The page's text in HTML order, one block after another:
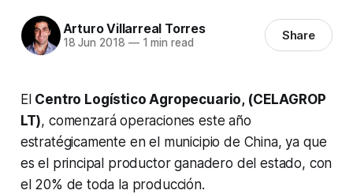
Arturo Villarreal Torres
18 Jun 2018 —1 min read Share
El Centro Logístico Agropecuario, (CELAGROP
LT), comenzará operaciones este año
estratégicamente en el municipio de China, ya que
es el principal productor ganadero del estado, con
el 20% de toda la producción.